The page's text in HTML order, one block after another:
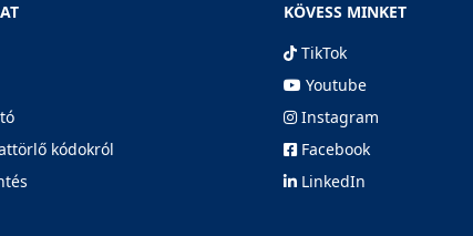
kódokról
KÖVESS MINKET
TikTok
Youtube
Instagram
Facebook
LinkedIn